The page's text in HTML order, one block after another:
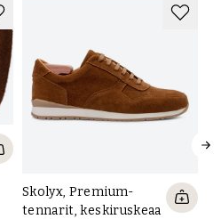
Skolyx, Premium-
tennarit, keskiruskeaa